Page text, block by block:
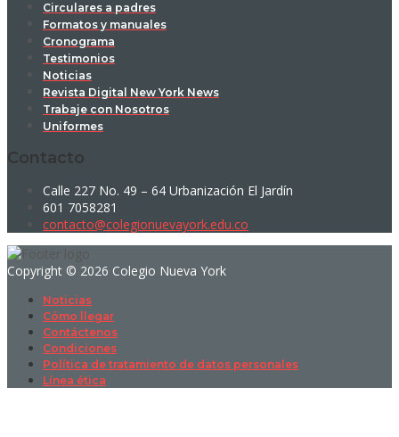
Circulares a padres
Formatos y manuales
Cronograma
Testimonios
Noticias
Revista Digital New York News
Trabaje con Nosotros
Uniformes
Contacto
Calle 227 No. 49 – 64 Urbanización El Jardín
601 7058281
contacto@colegionuevayork.edu.co
Copyright © 2026 Colegio Nueva York
Noticias
Cómo llegar
Contáctenos
Condiciones
Política de tratamiento de datos personales
Línea ética